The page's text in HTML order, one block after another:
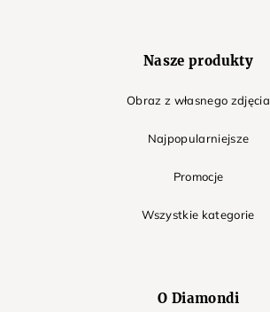
Nasze produkty
Obraz z własnego zdjęcia
Najpopularniejsze
Promocje
Wszystkie kategorie
O Diamondi